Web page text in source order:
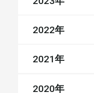
2022年
2021年
2020年